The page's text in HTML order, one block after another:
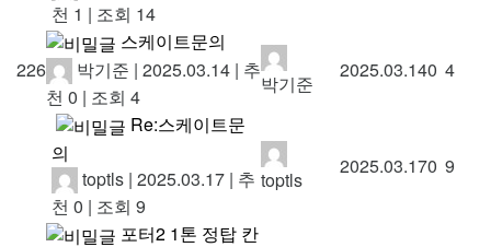
천 1 | 조회 14
226
스케이트문의
박기준 | 2025.03.14 | 추
천 0 | 조회 4
박기준
2025.03.140 4
Re:스케이트문
의
toptls | 2025.03.17 | 추
천 0 | 조회 9
toptls
2025.03.170 9
포터2 1톤 정탑 칸